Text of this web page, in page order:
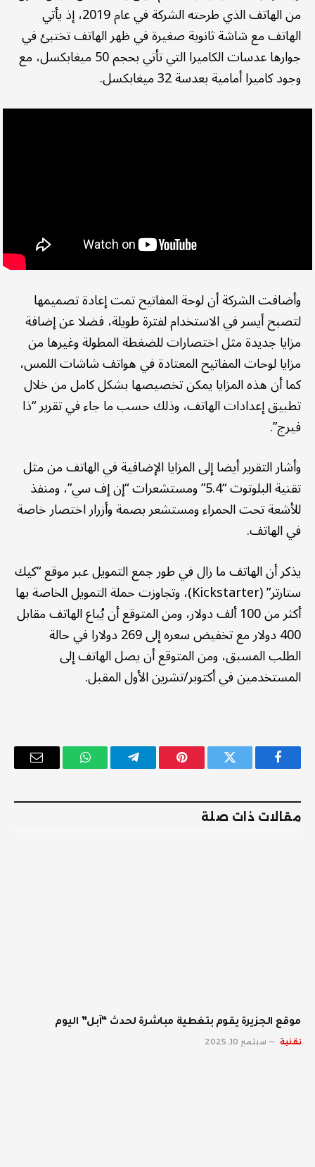
من الهاتف الذي طرحته الشركة في عام 2019، إذ يأتي
الهاتف مع شاشة ثانوية صغيرة في ظهر الهاتف تختبئ في
جوارها عدسات الكاميرا التي تأتي بحجم 50 ميغابكسل، مع
وجود كاميرا أمامية بعدسة 32 ميغابكسل.
وأضافت الشركة أن لوحة المفاتيح تمت إعادة تصميمها
لتصبح أيسر في الاستخدام لفترة طويلة، فضلا عن إضافة
مزايا جديدة مثل اختصارات للضغطة المطولة وغيرها من
مزايا لوحات المفاتيح المعتادة في هواتف شاشات اللمس،
كما أن هذه المزايا يمكن تخصيصها بشكل كامل من خلال
تطبيق إعدادات الهاتف، وذلك حسب ما جاء في تقرير “ذا
فيرج”.
وأشار التقرير أيضا إلى المزايا الإضافية في الهاتف من مثل
تقنية البلوتوث “5.4” ومستشعرات “إن إف سي”، ومنفذ
للأشعة تحت الحمراء ومستشعر بصمة وأزرار اختصار خاصة
في الهاتف.
يذكر أن الهاتف ما زال في طور جمع التمويل عبر موقع “كيك
ستارتر” (Kickstarter)، وتجاوزت حملة التمويل الخاصة بها
أكثر من 100 ألف دولار، ومن المتوقع أن يُباع الهاتف مقابل
400 دولار مع تخفيض سعره إلى 269 دولارا في حالة
الطلب المسبق، ومن المتوقع أن يصل الهاتف إلى
المستخدمين في أكتوبر/تشرين الأول المقبل.
فيسبوك تويتر بينتيريستتيلقرام واتساب
البريد
مقالات ذات صلة
موقع الجزيرة يقوم بتغطية مباشرة لحدث “آبل” اليوم
تقنية سبتمبر 10, 2025